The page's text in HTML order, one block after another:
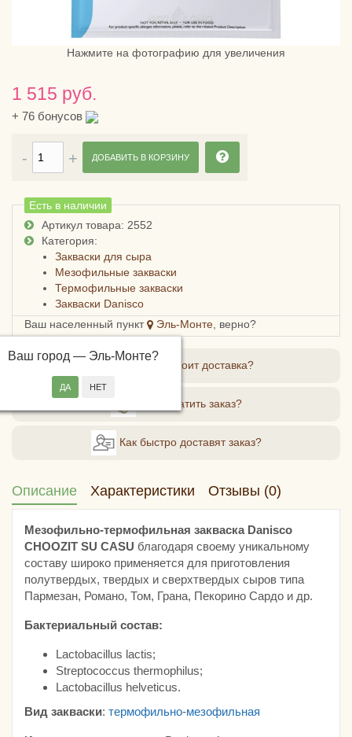
Нажмите на фотографию для увеличения
1 515 руб.
+ 76 бонусов
Есть в наличии
Артикул товара: 2552
Категория:
Закваски для сыра
Мезофильные закваски
Термофильные закваски
Закваски Danisco
Ваш населенный пункт
Эль-Монте , верно?
Ваш город — Эль-Монте?
ДОБАВИТЬ В КОРЗИНУ
Сколько стоит доставка?
Как оплатить заказ?
Как быстро доставят заказ?
Описание Характеристики Отзывы (0)
Мезофильно-термофильная закваска Danisco
CHOOZIT SU CASU благодаря своему уникальному
составу широко применяется для приготовления
полутвердых, твердых и сверхтвердых сыров типа
Пармезан, Романо, Том, Грана, Пекорино Сардо и др.
Бактериальный состав:
Lactobacillus lactis;
Streptococcus thermophilus;
Lactobacillus helveticus.
Вид закваски: термофильно-мезофильная